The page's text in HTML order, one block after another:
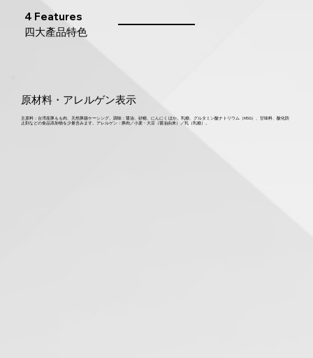
4 Features
四大產品特色
原材料・アレルゲン表示
主原料：台湾産豚もも肉、天然豚腸ケーシング。調味：醤油、砂糖、にんにく ほか。乳糖、グルタミン酸ナトリウム（MSG）、甘味料、酸化防
止剤などの食品添加物を少量含みます。アレルゲン：豚肉／小麦・大豆（醤油由来）／乳（乳糖）。